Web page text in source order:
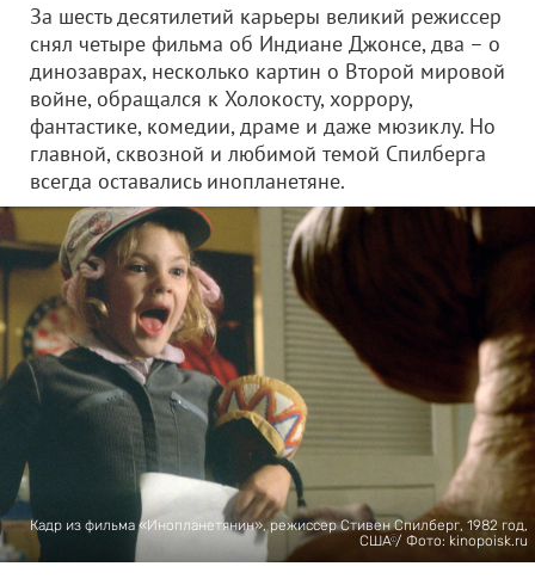
За шесть десятилетий карьеры великий режиссер
снял четыре фильма об Индиане Джонсе, два – о
динозаврах, несколько картин о Второй мировой
войне, обращался к Холокосту, хоррору,
фантастике, комедии, драме и даже мюзиклу. Но
главной, сквозной и любимой темой Спилберга
всегда оставались инопланетяне.
Кадр из фильма «Инопланетянин», режиссер Стивен Спилберг, 1982 год,
США / Фото: kinopoisk.ru